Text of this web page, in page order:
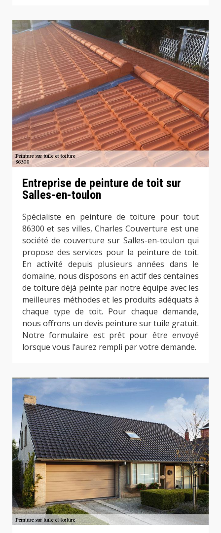
Entreprise de peinture de toit sur
Salles-en-toulon
Spécialiste en peinture de toiture pour tout
86300 et ses villes, Charles Couverture est une
société de couverture sur Salles-en-toulon qui
propose des services pour la peinture de toit.
En activité depuis plusieurs années dans le
domaine, nous disposons en actif des centaines
de toiture déjà peinte par notre équipe avec les
meilleures méthodes et les produits adéquats à
chaque type de toit. Pour chaque demande,
nous offrons un devis peinture sur tuile gratuit.
Notre formulaire est prêt pour être envoyé
lorsque vous l’aurez rempli par votre demande.